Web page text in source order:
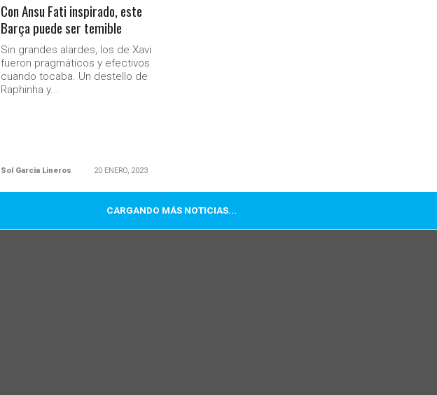
Con Ansu Fati inspirado, este
Barça puede ser temible
Sin grandes alardes, los de Xavi
fueron pragmáticos y efectivos
cuando tocaba. Un destello de
Raphinha y...
Sol Garcia Lineros 20 ENERO, 2023
CARGANDO MÁS NOTICIAS...